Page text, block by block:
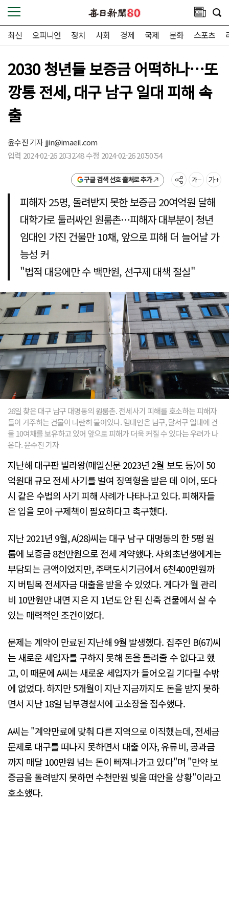
최신 오피니언 정치 사회 경제 국제 문화 스포츠
2030 청년들 보증금 어떡하나…또
깡통 전세, 대구 남구 일대 피해 속
출
윤수진 기자jjin@imaeil.com
입력 2024-02-26 20:32:48 수정 2024-02-26 20:50:54
구글 검색 선호 출처로 추가
피해자 25명, 돌려받지 못한 보증금 20여억원 달해
대학가로 둘러싸인 원룸촌…피해자 대부분이 청년
임대인 가진 건물만 10채, 앞으로 피해 더 늘어날 가
능성 커
"법적 대응에만 수 백만원, 선구제 대책 절실"
26일 찾은 대구 남구 대명동의 원룸촌. 전세사기 피해를 호소하는 피해자
들이 거주하는 건물이 나란히 붙어있다. 임대인은 남구, 달서구 일대에 건
물 10여채를 보유하고 있어 앞으로 피해가 더욱 커질 수 있다는 우려가 나
온다. 윤수진 기자
지난해 대구판 빌라왕(매일신문 2023년 2월 보도 등)이 50
억원대 규모 전세 사기를 벌여 징역형을 받은 데 이어, 또다
시 같은 수법의 사기 피해 사례가 나타나고 있다. 피해자들
은 입을 모아 구제책이 필요하다고 촉구했다.
지난 2021년 9월, A(28)씨는 대구 남구 대명동의 한 5평 원
룸에 보증금 8천만원으로 전세 계약했다. 사회초년생에게는
부담되는 금액이었지만, 주택도시기금에서 6천400만원까
지 버팀목 전세자금 대출을 받을 수 있었다. 게다가 월 관리
비 10만원만 내면 지은 지 1년도 안 된 신축 건물에서 살 수
있는 매력적인 조건이었다.
문제는 계약이 만료된 지난해 9월 발생했다. 집주인 B(67)씨
는 새로운 세입자를 구하지 못해 돈을 돌려줄 수 없다고 했
고, 이 때문에 A씨는 새로운 세입자가 들어오길 기다릴 수밖
에 없었다. 하지만 5개월이 지난 지금까지도 돈을 받지 못하
면서 지난 18일 남부경찰서에 고소장을 접수했다.
A씨는 "계약만료에 맞춰 다른 지역으로 이직했는데, 전세금
문제로 대구를 떠나지 못하면서 대출 이자, 유류비, 공과금
까지 매달 100만원 넘는 돈이 빠져나가고 있다"며 "만약 보
증금을 돌려받지 못하면 수천만원 빚을 떠안을 상황"이라고
호소했다.